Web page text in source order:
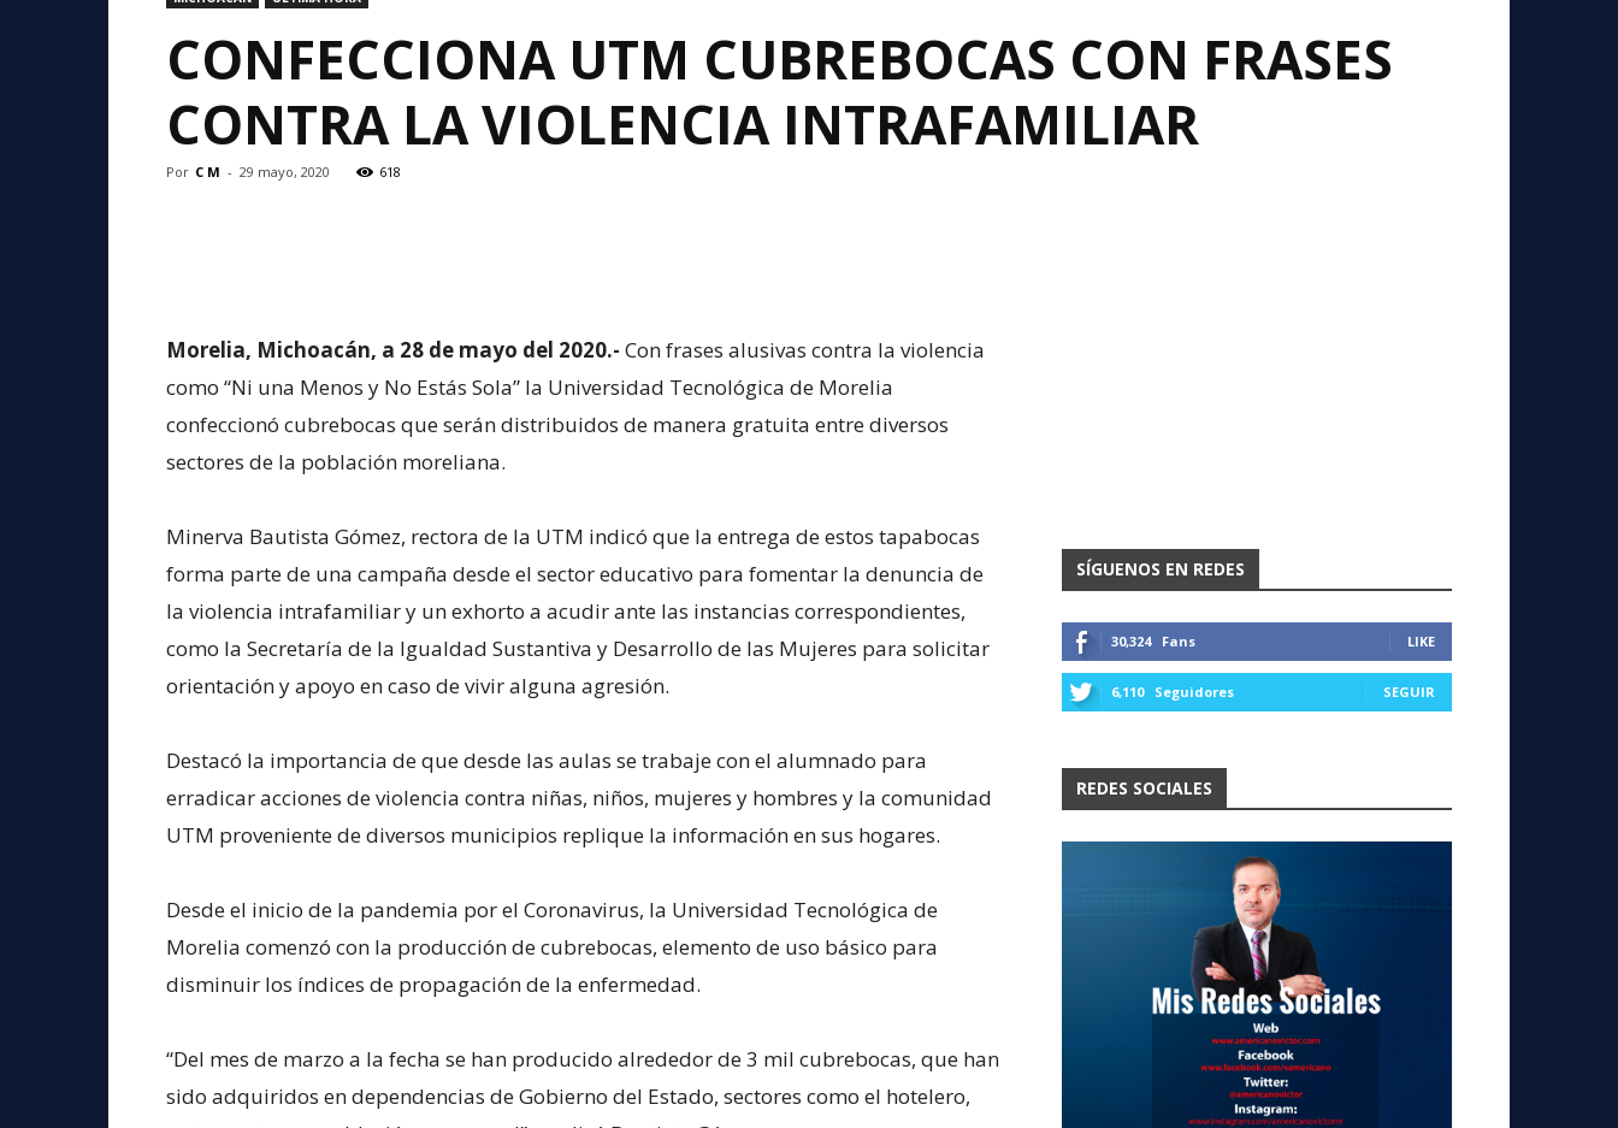
CONFECCIONA UTM CUBREBOCAS CON FRASES
CONTRA LA VIOLENCIA INTRAFAMILIAR
Por C M - 29 mayo, 2020 618
Morelia, Michoacán, a 28 de mayo del 2020.- Con frases alusivas contra la violencia
como “Ni una Menos y No Estás Sola” la Universidad Tecnológica de Morelia
confeccionó cubrebocas que serán distribuidos de manera gratuita entre diversos
sectores de la población moreliana.
Minerva Bautista Gómez, rectora de la UTM indicó que la entrega de estos tapabocas
forma parte de una campaña desde el sector educativo para fomentar la denuncia de
la violencia intrafamiliar y un exhorto a acudir ante las instancias correspondientes,
como la Secretaría de la Igualdad Sustantiva y Desarrollo de las Mujeres para solicitar
orientación y apoyo en caso de vivir alguna agresión.
Destacó la importancia de que desde las aulas se trabaje con el alumnado para
erradicar acciones de violencia contra niñas, niños, mujeres y hombres y la comunidad
UTM proveniente de diversos municipios replique la información en sus hogares.
Desde el inicio de la pandemia por el Coronavirus, la Universidad Tecnológica de
Morelia comenzó con la producción de cubrebocas, elemento de uso básico para
disminuir los índices de propagación de la enfermedad.
“Del mes de marzo a la fecha se han producido alrededor de 3 mil cubrebocas, que han
sido adquiridos en dependencias de Gobierno del Estado, sectores como el hotelero,
SÍGUENOS EN REDES
30,324 Fans LIKE
6,110 Seguidores SEGUIR
REDES SOCIALES